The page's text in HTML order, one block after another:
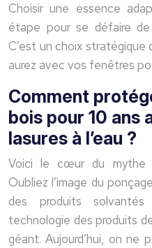
Choisir une essence
étape pour se défaire
C’est un choix
aurez avec vos fenêtres
Comment
bois pour 10 ans
lasures à l’eau ?
Voici le cœur du mythe
Oubliez l’image du
des produits
technologie des produits
géant. Aujourd’hui, on ne